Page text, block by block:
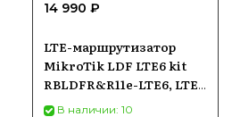
14 990 ₽
LTE-маршрутизатор
MikroTik LDF LTE6 kit
RBLDFR&R11e-LTE6, LTE
Cat6, PoE-in
В наличии: 10